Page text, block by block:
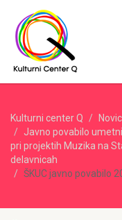
Kulturni center Q
Javno povabilo
pri projektih Muzika na
delavnicah
ŠKUC javno povabilo